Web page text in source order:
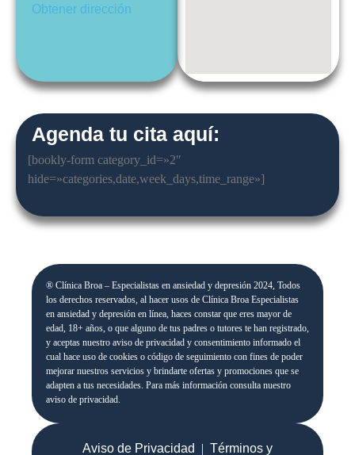
Obtener dirección
Agenda tu cita aquí:
[bookly-form category_id=»2″
hide=»categories,date,week_days,time_range»]
Aviso de Privacidad | Términos y
® Clínica Broa – Especialistas en ansiedad y depresión 2024, Todos
los derechos reservados, al hacer usos de Clínica Broa Especialistas
en ansiedad y depresión en línea, haces constar que eres mayor de
edad, 18+ años, o que alguno de tus padres o tutores te han registrado,
y aceptas nuestro aviso de privacidad y consentimiento informado el
cual hace uso de cookies o código de seguimiento con fines de poder
mejorar nuestros servicios y brindarte ofertas y promociones que se
adapten a tus necesidades. Para más información consulta nuestro
aviso de privacidad.